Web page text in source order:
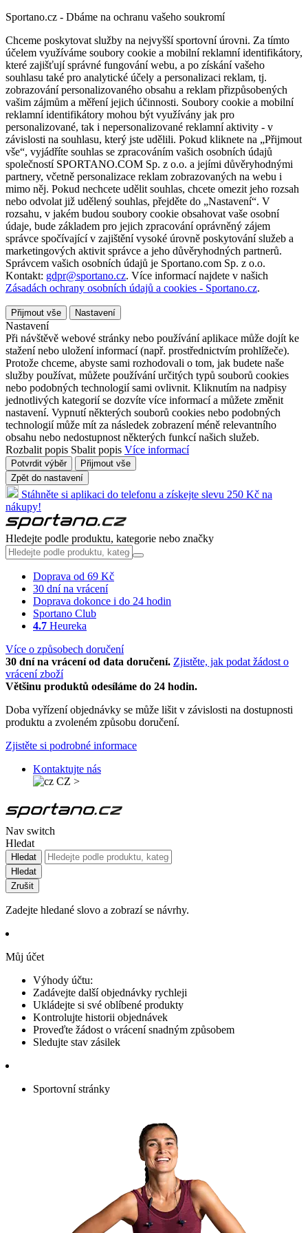
Sportano.cz - Dbáme na ochranu vašeho soukromí
Chceme poskytovat služby na nejvyšší sportovní úrovni. Za tímto
účelem využíváme soubory cookie a mobilní reklamní identifikátory,
které zajišťují správné fungování webu, a po získání vašeho
souhlasu také pro analytické účely a personalizaci reklam, tj.
zobrazování personalizovaného obsahu a reklam přizpůsobených
vašim zájmům a měření jejich účinnosti. Soubory cookie a mobilní
reklamní identifikátory mohou být využívány jak pro
personalizované, tak i nepersonalizované reklamní aktivity - v
závislosti na souhlasu, který jste udělili. Pokud kliknete na „Přijmout
vše“, vyjádříte souhlas se zpracováním vašich osobních údajů
společností SPORTANO.COM Sp. z o.o. a jejími důvěryhodnými
partnery, včetně personalizace reklam zobrazovaných na webu i
mimo něj. Pokud nechcete udělit souhlas, chcete omezit jeho rozsah
nebo odvolat již udělený souhlas, přejděte do „Nastavení“. V
rozsahu, v jakém budou soubory cookie obsahovat vaše osobní
údaje, bude základem pro jejich zpracování oprávněný zájem
správce spočívající v zajištění vysoké úrovně poskytování služeb a
marketingových aktivit správce a jeho důvěryhodných partnerů.
Správcem vašich osobních údajů je Sportano.com Sp. z o.o.
Kontakt: gdpr@sportano.cz. Více informací najdete v našich
Zásadách ochrany osobních údajů a cookies - Sportano.cz.
Přijmout vše Nastavení
Nastavení
Při návštěvě webové stránky nebo používání aplikace může dojít ke
stažení nebo uložení informací (např. prostřednictvím prohlížeče).
Protože chceme, abyste sami rozhodovali o tom, jak budete naše
služby používat, můžete používání určitých typů souborů cookies
nebo podobných technologií sami ovlivnit. Kliknutím na nadpisy
jednotlivých kategorií se dozvíte více informací a můžete změnit
nastavení. Vypnutí některých souborů cookies nebo podobných
technologií může mít za následek zobrazení méně relevantního
obsahu nebo nedostupnost některých funkcí našich služeb.
Rozbalit popis Sbalit popis Více informací
Potvrdit výběr
Přijmout vše
Zpět do nastavení
Stáhněte si aplikaci do telefonu a získejte slevu 250 Kč na
nákupy!
Hledejte podle produktu, kategorie nebo značky
Doprava od 69 Kč
30 dní na vrácení
Doprava dokonce i do 24 hodin
Sportano Club
4.7 Heureka
Více o způsobech doručení
30 dní na vrácení od data doručení. Zjistěte, jak podat žádost o
vrácení zboží
Většinu produktů odesíláme do 24 hodin.
Doba vyřízení objednávky se může lišit v závislosti na dostupnosti
produktu a zvoleném způsobu doručení.
Zjistěte si podrobné informace
Kontaktujte nás
CZ >
Nav switch
Hledat
Hledat
Hledat
Zrušit
Zadejte hledané slovo a zobrazí se návrhy.
Můj účet
Výhody účtu:
Zadávejte další objednávky rychleji
Ukládejte si své oblíbené produkty
Kontrolujte historii objednávek
Proveďte žádost o vrácení snadným způsobem
Sledujte stav zásilek
Sportovní stránky